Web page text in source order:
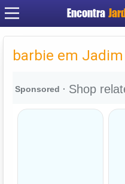
Encontra
barbie em